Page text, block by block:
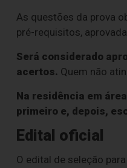
As questões da prova
pré-requisitos,
Será considerado
acertos. Quem não
Na residência em
primeiro e, depois,
Edital oficial
O edital de seleção